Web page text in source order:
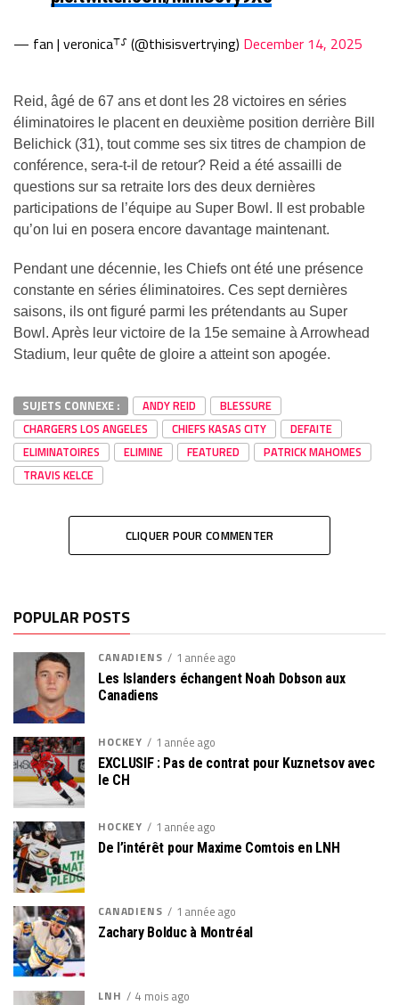
— fan | veronica⸆⸉ (@thisisvertrying) December 14, 2025
Reid, âgé de 67 ans et dont les 28 victoires en séries
éliminatoires le placent en deuxième position derrière Bill
Belichick (31), tout comme ses six titres de champion de
conférence, sera-t-il de retour? Reid a été assailli de
questions sur sa retraite lors des deux dernières
participations de l’équipe au Super Bowl. Il est probable
qu’on lui en posera encore davantage maintenant.
Pendant une décennie, les Chiefs ont été une présence
constante en séries éliminatoires. Ces sept dernières
saisons, ils ont figuré parmi les prétendants au Super
Bowl. Après leur victoire de la 15e semaine à Arrowhead
Stadium, leur quête de gloire a atteint son apogée.
SUJETS CONNEXE : ANDY REID
BLESSURE
CHARGERS LOS ANGELES
CHIEFS KASAS CITY
DEFAITE
ELIMINATOIRES
ELIMINE FEATURED
PATRICK MAHOMES
TRAVIS KELCE
CLIQUER POUR COMMENTER
POPULAR POSTS
CANADIENS 1 année ago
Les Islanders échangent Noah Dobson aux
Canadiens
HOCKEY 1 année ago
EXCLUSIF : Pas de contrat pour Kuznetsov avec
le CH
HOCKEY 1 année ago
De l’intérêt pour Maxime Comtois en LNH
CANADIENS 1 année ago
Zachary Bolduc à Montréal
LNH 4 mois ago